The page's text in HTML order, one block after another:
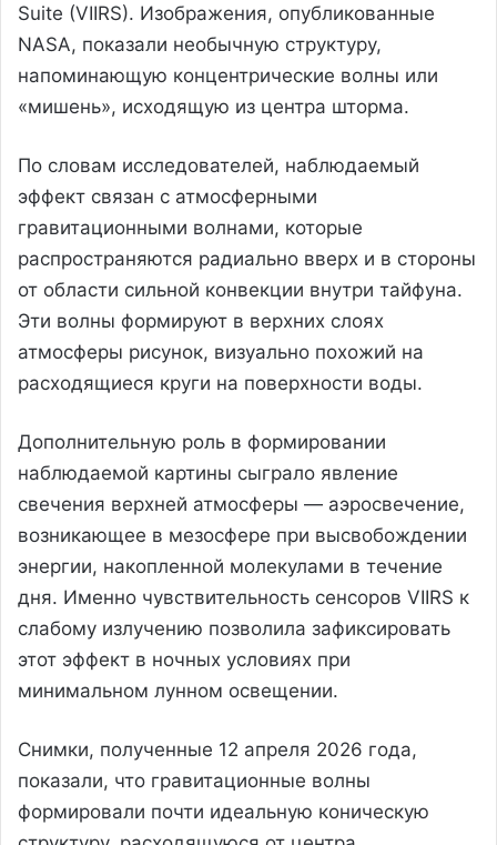
Suite (VIIRS). Изображения, опубликованные
NASA, показали необычную структуру,
напоминающую концентрические волны или
«мишень», исходящую из центра шторма.
По словам исследователей, наблюдаемый
эффект связан с атмосферными
гравитационными волнами, которые
распространяются радиально вверх и в стороны
от области сильной конвекции внутри тайфуна.
Эти волны формируют в верхних слоях
атмосферы рисунок, визуально похожий на
расходящиеся круги на поверхности воды.
Дополнительную роль в формировании
наблюдаемой картины сыграло явление
свечения верхней атмосферы — аэроcвечение,
возникающее в мезосфере при высвобождении
энергии, накопленной молекулами в течение
дня. Именно чувствительность сенсоров VIIRS к
слабому излучению позволила зафиксировать
этот эффект в ночных условиях при
минимальном лунном освещении.
Снимки, полученные 12 апреля 2026 года,
показали, что гравитационные волны
формировали почти идеальную коническую